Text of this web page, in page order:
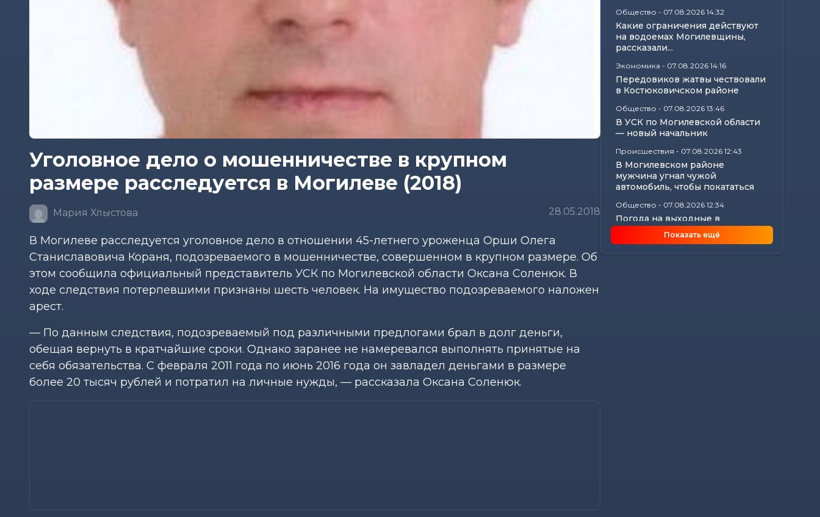
Уголовное дело о мошенничестве в крупном
размере расследуется в Могилеве (2018)
Мария Хлыстова 28.05.2018
В Могилеве расследуется уголовное дело в отношении 45-летнего уроженца Орши Олега
Станиславовича Кораня, подозреваемого в мошенничестве, совершенном в крупном размере. Об
этом сообщила официальный представитель УСК по Могилевской области Оксана Соленюк. В
ходе следствия потерпевшими признаны шесть человек. На имущество подозреваемого наложен
арест.
— По данным следствия, подозреваемый под различными предлогами брал в долг деньги,
обещая вернуть в кратчайшие сроки. Однако заранее не намеревался выполнять принятые на
себя обязательства. С февраля 2011 года по июнь 2016 года он завладел деньгами в размере
более 20 тысяч рублей и потратил на личные нужды, — рассказала Оксана Соленюк.
Общество - 07.08.2026 14:32
Какие ограничения действуют
на водоемах Могилевщины,
рассказали...
Экономика - 07.08.2026 14:16
Передовиков жатвы чествовали
в Костюковичском районе
Общество - 07.08.2026 13:46
В УСК по Могилевской области
— новый начальник
Происшествия - 07.08.2026 12:43
В Могилевском районе
мужчина угнал чужой
автомобиль, чтобы покататься
Общество - 07.08.2026 12:34
Погода на выходные в
Могилевской области:
комфортная летняя прохлада,...
Показать ещё